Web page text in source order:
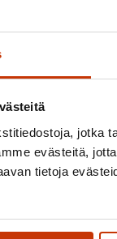
jotka
evästeitä,
tietoja
ratsastustaitojen